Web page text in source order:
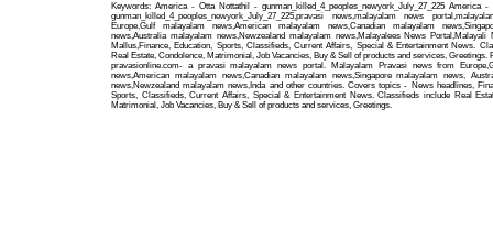
Keywords: America - Otta Nottathil - gunman_killed_4_peoples_newyork_July_27_225 America
gunman_killed_4_peoples_newyork_July_27_225,pravasi news,malayalam news
Europe,Gulf malayalam news,American malayalam news,Canadian malayalam
news,Australia malayalam news,Newzealand malayalam news,Malayalees News Portal,Malayali
Mallus,Finance, Education, Sports, Classifieds, Current Affairs, Special & Entertainment News.
Real Estate, Condolence, Matrimonial, Job Vacancies, Buy & Sell of products and services, Greetings.
pravasionline.com- a pravasi malayalam news portal. Malayalam Pravasi news from
news,American malayalam news,Canadian malayalam news,Singapore malayalam news,
news,Newzealand malayalam news,Inda and other countries. Covers topics - News headlines,
Sports, Classifieds, Current Affairs, Special & Entertainment News. Classifieds include Real
Matrimonial, Job Vacancies, Buy & Sell of products and services, Greetings.